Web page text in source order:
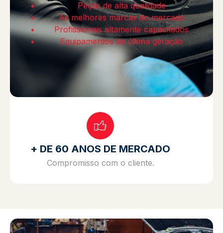
Peças de alta qualidade
As melhores marcas do mercado
Profissionais altamente capacitados
Equipamentos de última geração
+ DE 60 ANOS DE MERCADO
Compromisso com o cliente.